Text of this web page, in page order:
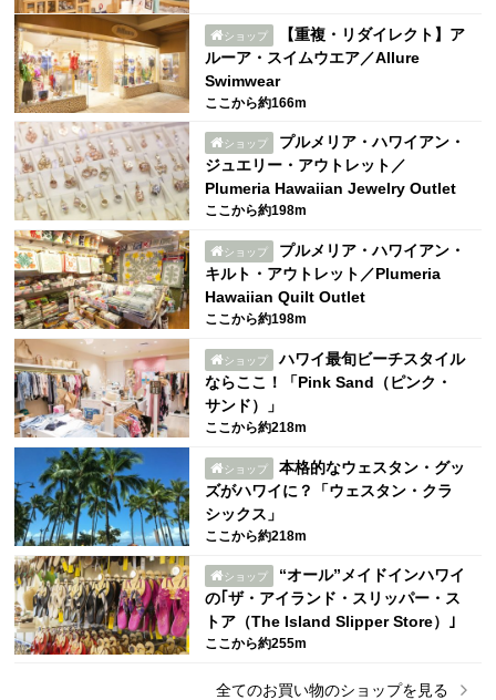
ショップ
【重複・リダイレクト】ア
ルーア・スイムウエア／Allure
Swimwear
ここから約166m
ショップ
プルメリア・ハワイアン・
ジュエリー・アウトレット／
Plumeria Hawaiian Jewelry Outlet
ここから約198m
ショップ
プルメリア・ハワイアン・
キルト・アウトレット／Plumeria
Hawaiian Quilt Outlet
ここから約198m
ショップ
ハワイ最旬ビーチスタイル
ならここ！「Pink Sand（ピンク・
サンド）」
ここから約218m
ショップ
本格的なウェスタン・グッ
ズがハワイに？「ウェスタン・クラ
シックス」
ここから約218m
ショップ
“オール”メイドインハワイ
の｢ザ・アイランド・スリッパー・ス
トア（The Island Slipper Store）｣
ここから約255m
全てのお買い物のショップを見る